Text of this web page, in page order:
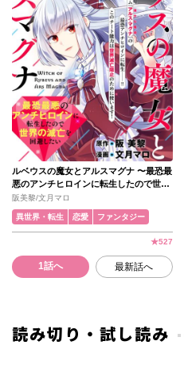
ルベウスの魔女とアルスマグナ 〜最恐最
悪のアンチヒロインに転生したので世界
の滅亡を回避したい〜
阪美黎/文月マロ
異世界・転生 恋愛 ファンタジー
★527
1話へ 最新話へ
読み切り・試し読み